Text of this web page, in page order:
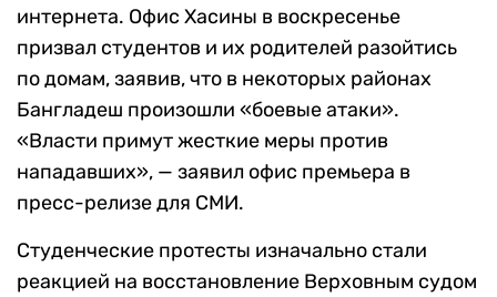
интернета. Офис Хасины в воскресенье
призвал студентов и их родителей разойтись
по домам, заявив, что в некоторых районах
Бангладеш произошли «боевые атаки».
«Власти примут жесткие меры против
нападавших», — заявил офис премьера в
пресс-релизе для СМИ.
Студенческие протесты изначально стали
реакцией на восстановление Верховным судом